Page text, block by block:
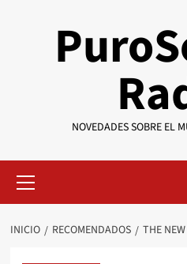
NOVEDADES SOBRE EL
primario
INICIO RECOMENDADOS THE